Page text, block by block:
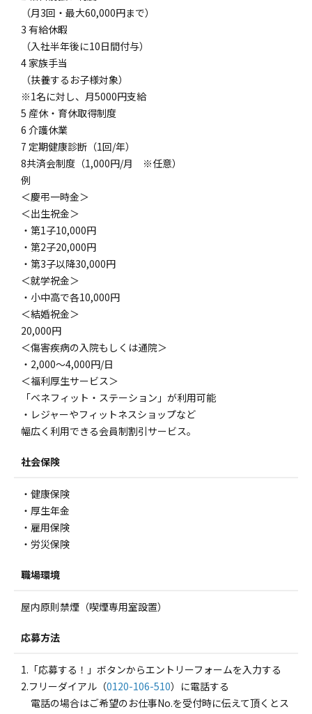
（月3回・最大60,000円まで）
3 有給休暇
（入社半年後に10日間付与）
4 家族手当
（扶養するお子様対象）
※1名に対し、月5000円支給
5 産休・育休取得制度
6 介護休業
7 定期健康診断（1回/年）
8共済会制度（1,000円/月 ※任意）
例
＜慶弔一時金＞
＜出生祝金＞
・第1子10,000円
・第2子20,000円
・第3子以降30,000円
＜就学祝金＞
・小中高で各10,000円
＜結婚祝金＞
20,000円
＜傷害疾病の入院もしくは通院＞
・2,000〜4,000円/日
＜福利厚生サービス＞
「ベネフィット・ステーション」が利用可能
・レジャーやフィットネスショップなど
幅広く利用できる会員制割引サービス。
社会保険
・健康保険
・厚生年金
・雇用保険
・労災保険
職場環境
屋内原則禁煙（喫煙専用室設置）
応募方法
1.「応募する！」ボタンからエントリーフォームを入力する
2.フリーダイアル（0120-106-510）に電話する
電話の場合はご希望のお仕事No.を受付時に伝えて頂くとス